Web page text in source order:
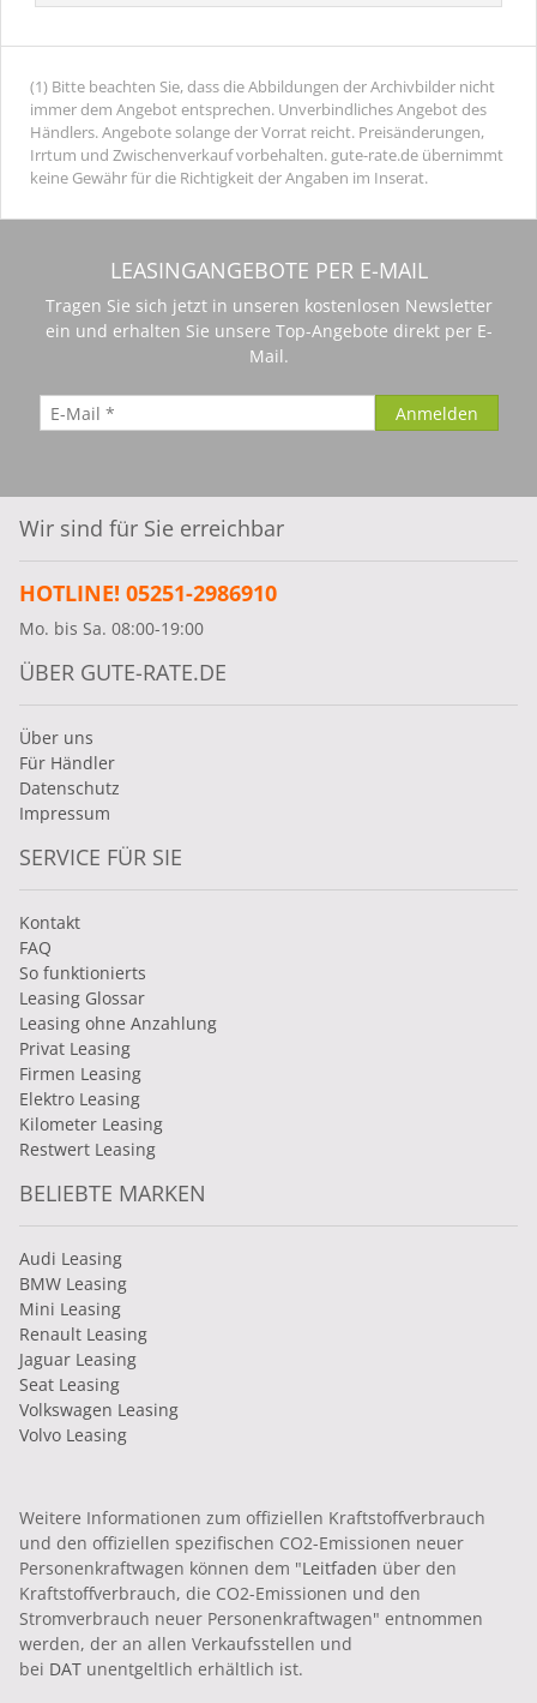
(1) Bitte beachten Sie, dass die Abbildungen der Archivbilder nicht
immer dem Angebot entsprechen. Unverbindliches Angebot des
Händlers. Angebote solange der Vorrat reicht. Preisänderungen,
Irrtum und Zwischenverkauf vorbehalten. gute-rate.de übernimmt
keine Gewähr für die Richtigkeit der Angaben im Inserat.
LEASINGANGEBOTE PER E-MAIL
Tragen Sie sich jetzt in unseren kostenlosen Newsletter
ein und erhalten Sie unsere Top-Angebote direkt per E-
Mail.
Wir sind für Sie erreichbar
HOTLINE! 05251-2986910
Mo. bis Sa. 08:00-19:00
ÜBER GUTE-RATE.DE
Über uns
Für Händler
Datenschutz
Impressum
SERVICE FÜR SIE
Kontakt
FAQ
So funktionierts
Leasing Glossar
Leasing ohne Anzahlung
Privat Leasing
Firmen Leasing
Elektro Leasing
Kilometer Leasing
Restwert Leasing
BELIEBTE MARKEN
Audi Leasing
BMW Leasing
Mini Leasing
Renault Leasing
Jaguar Leasing
Seat Leasing
Volkswagen Leasing
Volvo Leasing
Weitere Informationen zum offiziellen Kraftstoffverbrauch
und den offiziellen spezifischen CO2-Emissionen neuer
Personenkraftwagen können dem "Leitfaden über den
Kraftstoffverbrauch, die CO2-Emissionen und den
Stromverbrauch neuer Personenkraftwagen" entnommen
werden, der an allen Verkaufsstellen und
bei DAT unentgeltlich erhältlich ist.